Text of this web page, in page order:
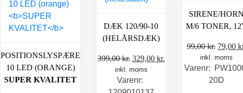
POSITIONSLYSPÆRE
10 LED (ORANGE)
SUPER KVALITET
DÆK 120/90-10
(HELÅRSDÆK)
399,00kr. Den
oprindelige
pris
329,00 kr.
aktuelle
inkl. moms
Varenr:
SIRENE/HORN
M/6 TONER,
99,00kr. Den
pris
var:
79,00
inkl. moms
Varenr:
20D